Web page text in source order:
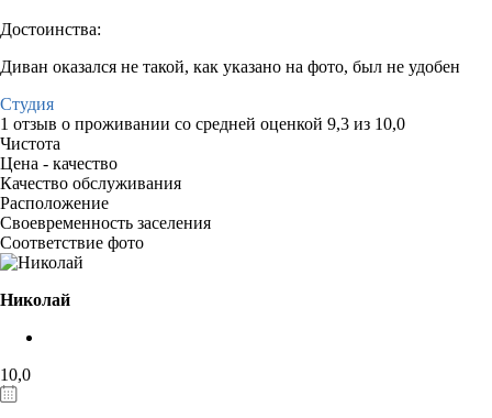
Достоинства:
Диван оказался не такой, как указано на фото, был не удобен
Студия
1 отзыв о проживании со средней оценкой 9,3 из 10,0
Чистота
Цена - качество
Качество обслуживания
Расположение
Своевременность заселения
Соответствие фото
Николай
10,0